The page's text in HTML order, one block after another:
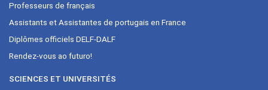
Professeurs de français
Assistants et Assistantes de portugais en France
Diplômes officiels DELF-DALF
Rendez-vous ao futuro!
SCIENCES ET UNIVERSITÉS